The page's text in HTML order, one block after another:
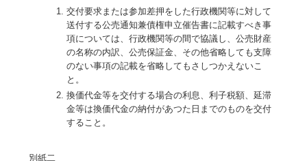
交付要求または参加差押をした行政機関等に対して
送付する公売通知兼債権申立催告書に記載すべき事
項については、行政機関等の間で協議し、公売財産
の名称の内訳、公売保証金、その他省略しても支障
のない事項の記載を省略してもさしつかえないこ
と。
換価代金等を交付する場合の利息、利子税額、延滞
金等は換価代金の納付があつた日までのものを交付
すること。
別紙二